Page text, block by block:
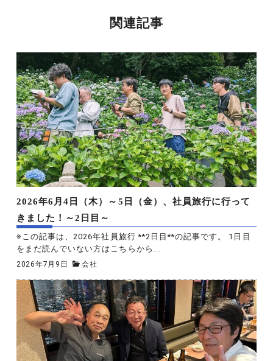
関連記事
2026年6月4日（木）～5日（金）、社員旅行に行って
きました！～2日目～
※この記事は、2026年社員旅行 **2日目**の記事です。 1日目
をまだ読んでいない方はこちらから...
2026年7月9日 会社